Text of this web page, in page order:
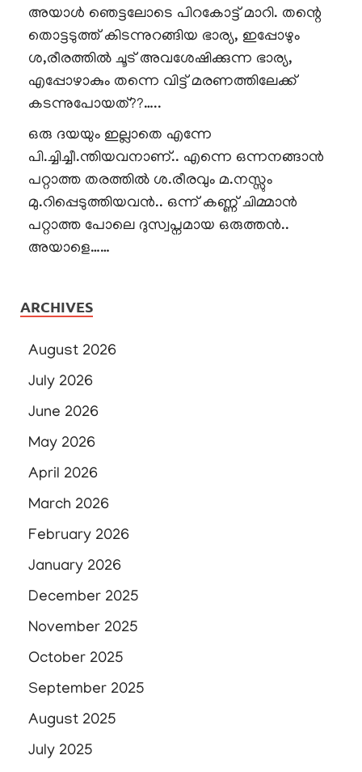
അയാൾ ഞെട്ടലോടെ പിറകോട്ട് മാറി. തന്റെ
തൊട്ടടുത്ത് കിടന്നുറങ്ങിയ ഭാര്യ, ഇപ്പോഴും
ശ,രീരത്തിൽ ചൂട് അവശേഷിക്കുന്ന ഭാര്യ,
എപ്പോഴാകും തന്നെ വിട്ട് മരണത്തിലേക്ക്
കടന്നുപോയത്??…..
ഒരു ദയയും ഇല്ലാതെ എന്നേ
പി.ച്ചിച്ചീ.ന്തിയവനാണ്.. എന്നെ ഒന്നനങ്ങാൻ
പറ്റാത്ത തരത്തിൽ ശ.രീരവും മ.നസ്സും
മു.റിപ്പെടുത്തിയവൻ.. ഒന്ന് കണ്ണ് ചിമ്മാൻ
പറ്റാത്ത പോലെ ദുസ്വപ്നമായ ഒരുത്തൻ..
അയാളെ……
ARCHIVES
August 2026
July 2026
June 2026
May 2026
April 2026
March 2026
February 2026
January 2026
December 2025
November 2025
October 2025
September 2025
August 2025
July 2025